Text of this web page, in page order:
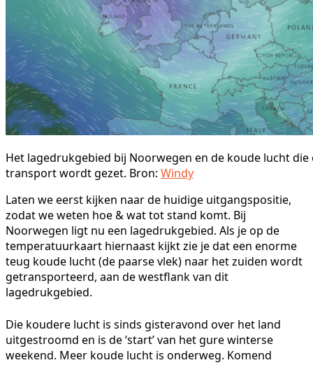
Het lagedrukgebied bij Noorwegen en de koude lucht die
transport wordt gezet. Bron: Windy
Laten we eerst kijken naar de huidige uitgangspositie,
zodat we weten hoe & wat tot stand komt. Bij
Noorwegen ligt nu een lagedrukgebied. Als je op de
temperatuurkaart hiernaast kijkt zie je dat een enorme
teug koude lucht (de paarse vlek) naar het zuiden wordt
getransporteerd, aan de westflank van dit
lagedrukgebied.
Die koudere lucht is sinds gisteravond over het land
uitgestroomd en is de ‘start’ van het gure winterse
weekend. Meer koude lucht is onderweg. Komend